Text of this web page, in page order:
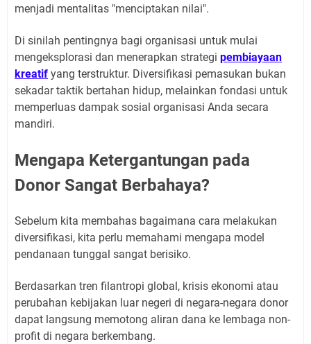
menjadi mentalitas "menciptakan nilai".
Di sinilah pentingnya bagi organisasi untuk mulai
mengeksplorasi dan menerapkan strategi pembiayaan
kreatif yang terstruktur. Diversifikasi pemasukan bukan
sekadar taktik bertahan hidup, melainkan fondasi untuk
memperluas dampak sosial organisasi Anda secara
mandiri.
Mengapa Ketergantungan pada
Donor Sangat Berbahaya?
Sebelum kita membahas bagaimana cara melakukan
diversifikasi, kita perlu memahami mengapa model
pendanaan tunggal sangat berisiko.
Berdasarkan tren filantropi global, krisis ekonomi atau
perubahan kebijakan luar negeri di negara-negara donor
dapat langsung memotong aliran dana ke lembaga non-
profit di negara berkembang.